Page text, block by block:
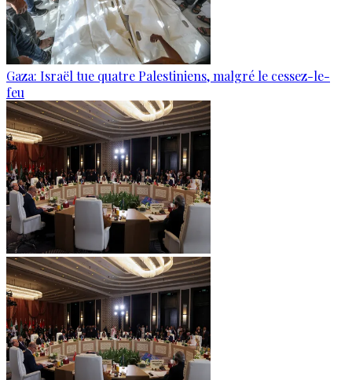
Gaza: Israël tue quatre Palestiniens, malgré le cessez-le-
feu